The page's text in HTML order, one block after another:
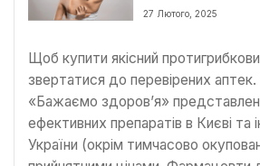
27 Лютого, 2025
Щоб купити якісний
звертатися до перевірених
«Бажаємо здоров’я»
ефективних препаратів в Києві та
України (окрім тимчасово